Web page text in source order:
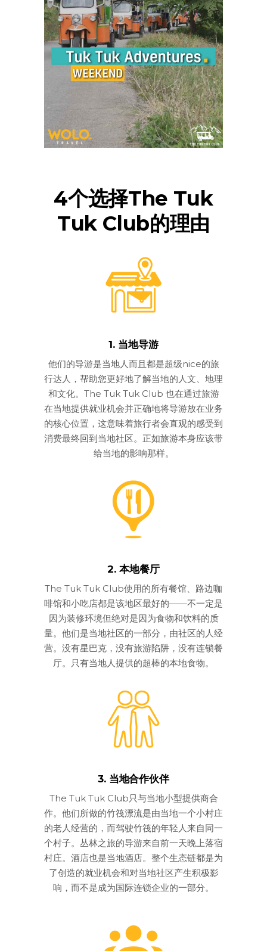
4个选择The Tuk
Tuk Club的理由
1. 当地导游
他们的导游是当地人而且都是超级nice的旅
行达人，帮助您更好地了解当地的人文、地理
和文化。The Tuk Tuk Club 也在通过旅游
在当地提供就业机会并正确地将导游放在业务
的核心位置，这意味着旅行者会直观的感受到
消费最终回到当地社区。正如旅游本身应该带
给当地的影响那样。
2. 本地餐厅
The Tuk Tuk Club使用的所有餐馆、路边咖
啡馆和小吃店都是该地区最好的——不一定是
因为装修环境但绝对是因为食物和饮料的质
量。他们是当地社区的一部分，由社区的人经
营。没有星巴克，没有旅游陷阱，没有连锁餐
厅。只有当地人提供的超棒的本地食物。
3. 当地合作伙伴
The Tuk Tuk Club只与当地小型提供商合
作。他们所做的竹筏漂流是由当地一个小村庄
的老人经营的，而驾驶竹筏的年轻人来自同一
个村子。丛林之旅的导游来自前一天晚上落宿
村庄。酒店也是当地酒店。整个生态链都是为
了创造的就业机会和对当地社区产生积极影
响，而不是成为国际连锁企业的一部分。